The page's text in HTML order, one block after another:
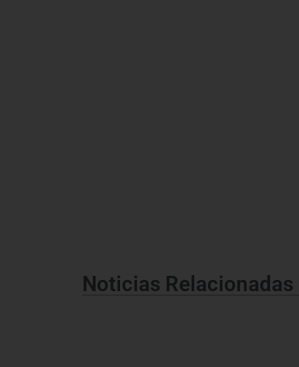
Noticias Relacionadas